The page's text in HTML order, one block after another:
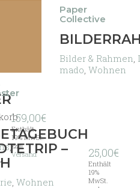
,
,
159,00€
Enthält
19% MwSt.
zzgl.
Versand
–
,Wohnen
25,00€
Enthält
19%
MwSt.
Paper
Collective
Dieses
Produkt
weist
mehrere
auf
der
Produktseite
gewählt
werden
Bilder & Rahmen
mado Wohnen